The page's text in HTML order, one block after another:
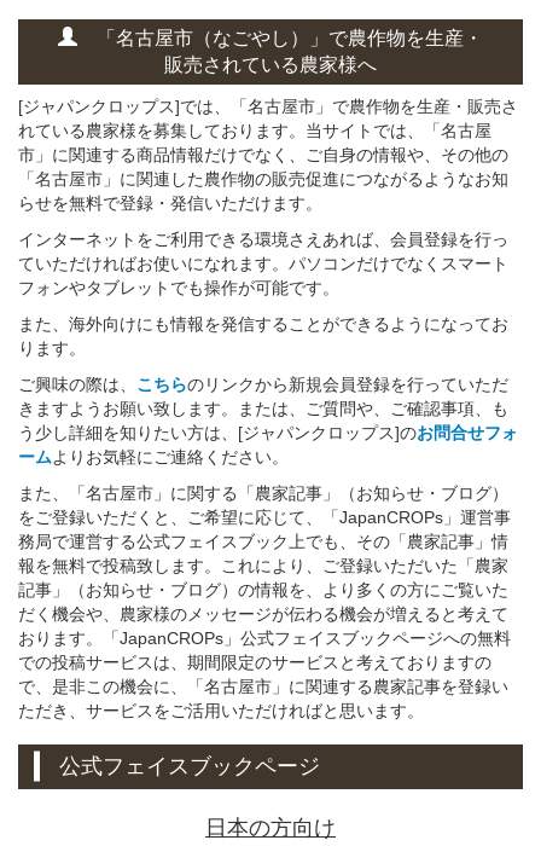
「名古屋市（なごやし）」 で農作物を生産・
販売されている農家様へ
[ジャパンクロップス]では、「名古屋市」で農作物を生産・販売さ
れている農家様を募集しております。当サイトでは、「名古屋
市」に関連する商品情報だけでなく、ご自身の情報や、その他の
「名古屋市」に関連した農作物の販売促進につながるようなお知
らせを無料で登録・発信いただけます。
インターネットをご利用できる環境さえあれば、会員登録を行っ
ていただければお使いになれます。パソコンだけでなくスマート
フォンやタブレットでも操作が可能です。
また、海外向けにも情報を発信することができるようになってお
ります。
ご興味の際は、 こちらのリンクから新規会員登録を行っていただ
きますようお願い致します。または、ご質問や、ご確認事項、も
う少し詳細を知りたい方は、[ジャパンクロップス]のお問合せフォ
ームよりお気軽にご連絡ください。
また、「名古屋市」に関する「農家記事」（お知らせ・ブログ）
をご登録いただくと、ご希望に応じて、「JapanCROPs」運営事
務局で運営する公式フェイスブック上でも、その「農家記事」情
報を無料で投稿致します。これにより、ご登録いただいた「農家
記事」（お知らせ・ブログ）の情報を、より多くの方にご覧いた
だく機会や、農家様のメッセージが伝わる機会が増えると考えて
おります。「JapanCROPs」公式フェイスブックページへの無料
での投稿サービスは、期間限定のサービスと考えておりますの
で、是非この機会に、「名古屋市」に関連する農家記事を登録い
ただき、サービスをご活用いただければと思います。
公式フェイスブックページ
日本の方向け